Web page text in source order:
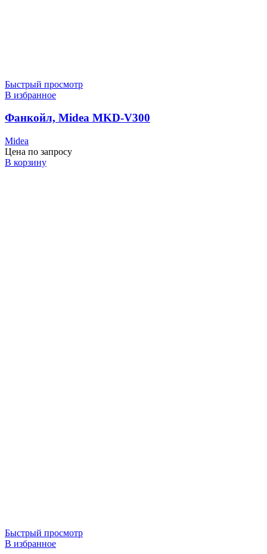
Быстрый просмотр
В избранное
Фанкойл, Midea MKD-V300
Midea
Цена по запросу
В корзину
Быстрый просмотр
В избранное